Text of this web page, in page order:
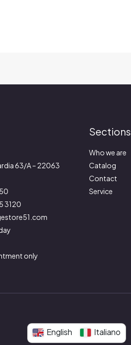
63/A – 22063
3120
only
Sections
Who we are
Catalog
Contact
Service
English Italiano